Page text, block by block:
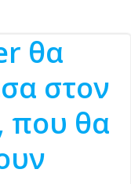
θα
στον
που θα